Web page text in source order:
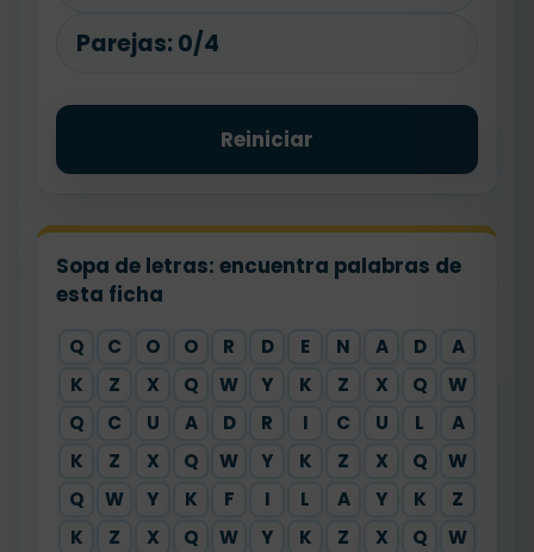
Parejas: 0/4
Reiniciar
Sopa de letras: encuentra palabras de
esta ficha
Q C O O R D E N A D A
K
Z X Q W Y K Z X Q W
Q
C U A D R I C U L A
K
Z X Q W Y K Z X Q W
Q
W Y K F I L A Y K Z
K
Z X Q W Y K Z X Q W